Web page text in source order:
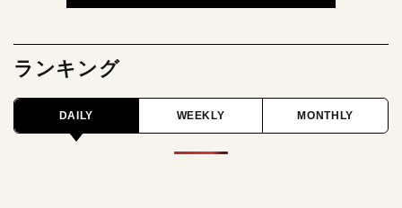
ランキング
DAILY WEEKLY MONTHLY